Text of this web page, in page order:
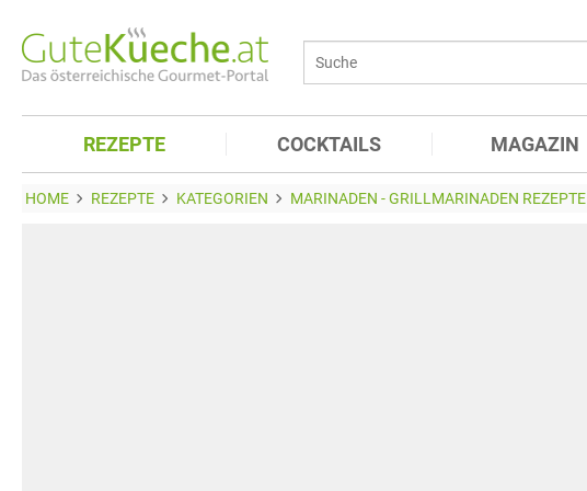
REZEPTE COCKTAILS MAGAZIN
HOME REZEPTE KATEGORIEN MARINADEN - GRILLMARINADEN REZEPTE